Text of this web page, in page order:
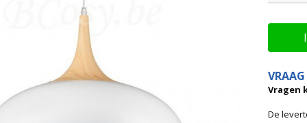
Vragen
De